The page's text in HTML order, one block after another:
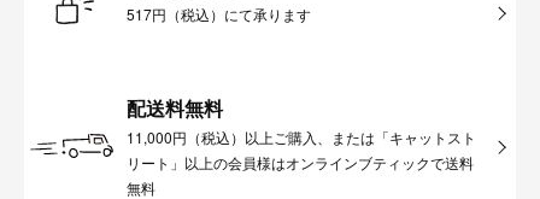
517円（税込）にて承ります
配送料無料
11,000円（税込）以上ご購入、または「キャットスト
リート」以上の会員様はオンラインブティックで送料
無料